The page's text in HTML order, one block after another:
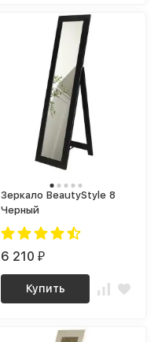
Зеркало BeautyStyle 8
Черный
6 210₽
Купить